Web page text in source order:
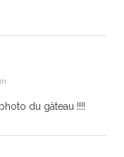
du gâteau !!!!